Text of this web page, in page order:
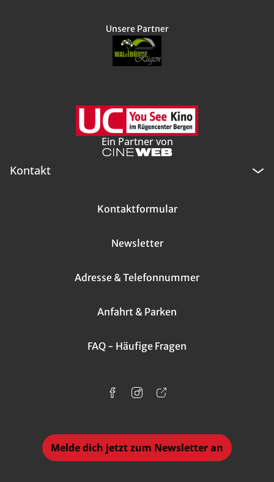
Unsere Partner
Ein Partner von
Kontakt
Kontaktformular
Newsletter
Adresse & Telefonnummer
Anfahrt & Parken
FAQ - Häufige Fragen
Melde dich jetzt zum Newsletter an